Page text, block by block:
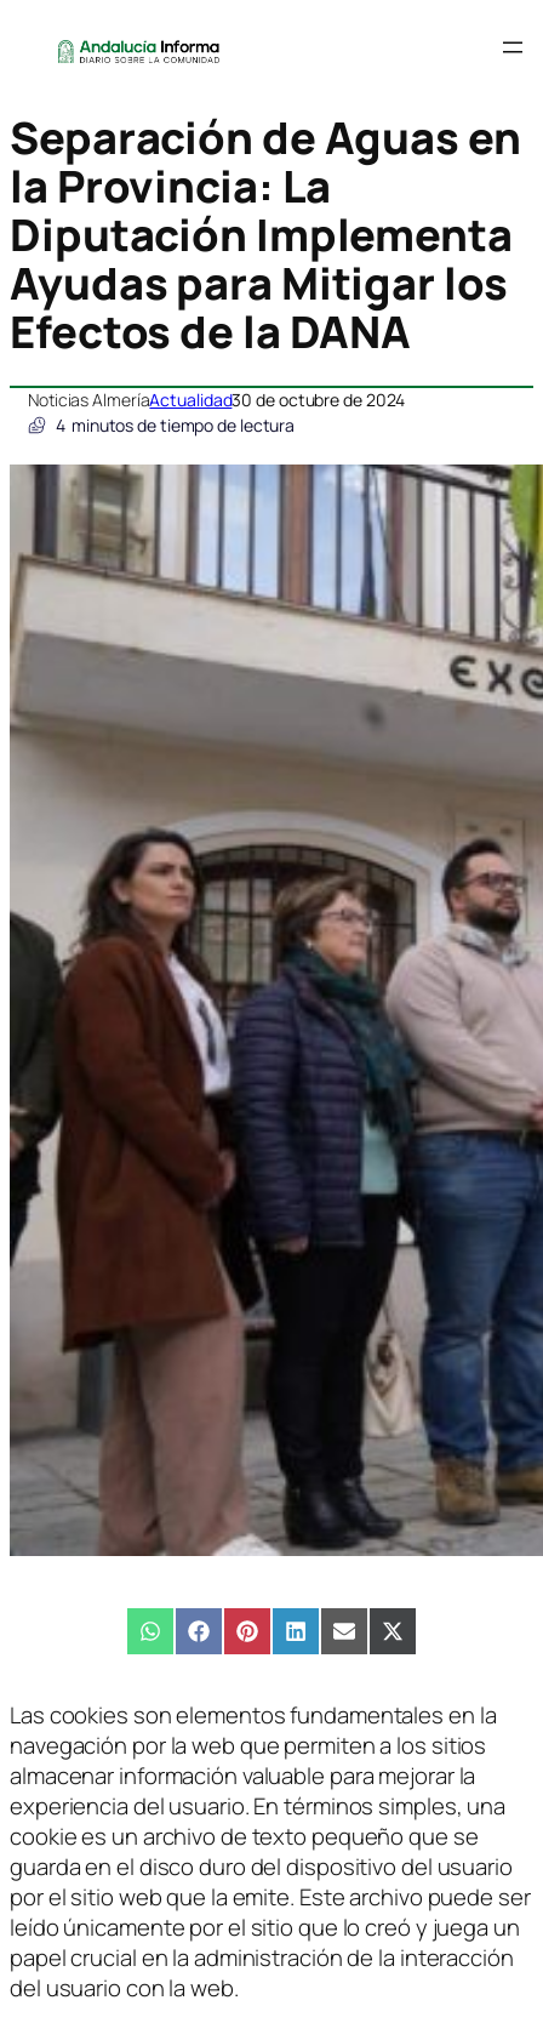
Separación de Aguas en
la Provincia: La
Diputación Implementa
Ayudas para Mitigar los
Efectos de la DANA
Noticias AlmeríaActualidad30 de octubre de 2024
4 minutos de tiempo de lectura
Compartir
en
WhatsAppCompartir
en
FacebookCompartir
en
PinterestCompartir
en
LinkedInCompartir
en
EmailCompartir
en
X
(Twitter)
Las cookies son elementos fundamentales en la
navegación por la web que permiten a los sitios
almacenar información valuable para mejorar la
experiencia del usuario. En términos simples, una
cookie es un archivo de texto pequeño que se
guarda en el disco duro del dispositivo del usuario
por el sitio web que la emite. Este archivo puede ser
leído únicamente por el sitio que lo creó y juega un
papel crucial en la administración de la interacción
del usuario con la web.